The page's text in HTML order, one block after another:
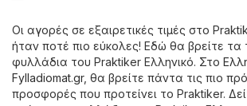
Οι αγορές σε εξαιρετικές τιμές στο
ήταν ποτέ πιο εύκολες! Εδώ θα βρείτε τα
φυλλάδια του Praktiker Ελληνικό. Στο
Fylladiomat.gr, θα βρείτε πάντα τις πιο
προσφορές που προτείνει το Praktiker.